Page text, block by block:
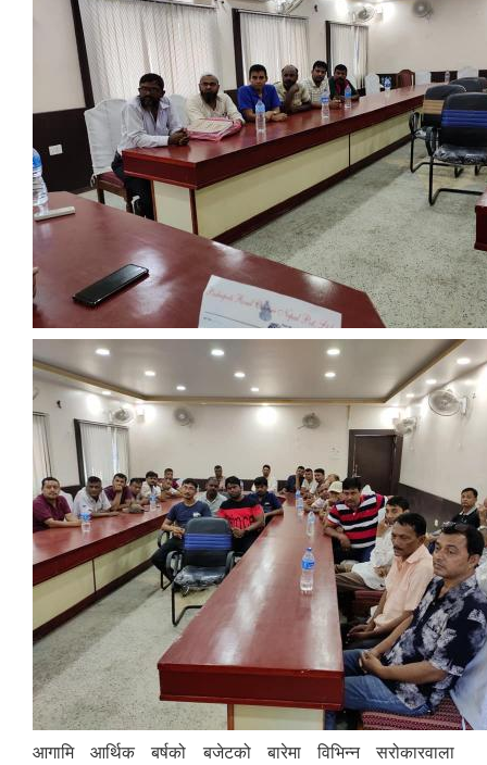
आगामि आर्थिक बर्षको बजेटको बारेमा विभिन्न सरोकारवाला